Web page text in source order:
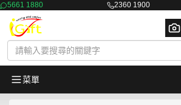
5661 1880 2360 1900
菜單